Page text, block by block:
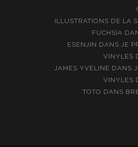
ILLUSTRATIONS DE LA
FUCHSIA
ESENJIN DANSJE
VINYLES
JAMES YVELINE DANS
VINYLES
TOTO DANS